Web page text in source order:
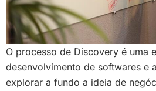
O processo de Discovery é uma
desenvolvimento de softwares e
explorar a fundo a ideia de